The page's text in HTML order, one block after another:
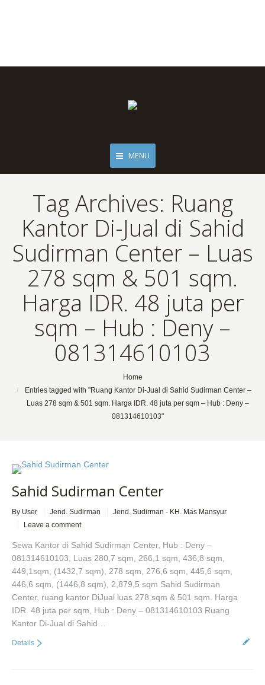
MENU
Tag Archives: Ruang
Kantor Di-Jual di Sahid
Sudirman Center – Luas
278 sqm & 501 sqm.
Harga IDR. 48 juta per
sqm – Hub : Deny –
081314610103
Home
Entries tagged with "Ruang Kantor Di-Jual di Sahid Sudirman Center –
Luas 278 sqm & 501 sqm. Harga IDR. 48 juta per sqm – Hub : Deny –
081314610103"
Sahid Sudirman Center
By User Jend. Sudirman
Jend. Sudirman - KH. Mas Mansyur
Leave a comment
Sewa Kantor di Sahid Sudirman Center, Hub : Deny –
081314610103, Luas 280,7 sqm, 266,1 sqm, 436,8 sqm,
449,1sqm, (1432,7 sqm), 278 sqm, 276,6 sqm, 445,6 sqm,
446,6 sqm, (1446,8 sqm), 2,879,5 sqm Sahid Sudirman
Center, ruang kantor DiJual luas 278 sqm & 501 sqm. Harga
IDR. 48 juta per sqm, Hub : Deny – 081314610103 Ruang
Kantor Di-Jual di Sahid…
Details